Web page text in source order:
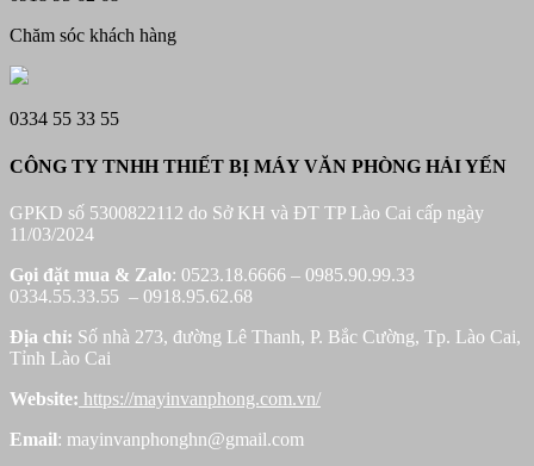
Chăm sóc khách hàng
0334 55 33 55
CÔNG TY TNHH THIẾT BỊ MÁY VĂN PHÒNG HẢI YẾN
GPKD số 5300822112 do Sở KH và ĐT TP Lào Cai cấp ngày
11/03/2024
Gọi đặt mua & Zalo: 0523.18.6666 – 0985.90.99.33
0334.55.33.55 – 0918.95.62.68
Địa chỉ: Số nhà 273, đường Lê Thanh, P. Bắc Cường, Tp. Lào Cai,
Tỉnh Lào Cai
Website: https://mayinvanphong.com.vn/
Email: mayinvanphonghn@gmail.com